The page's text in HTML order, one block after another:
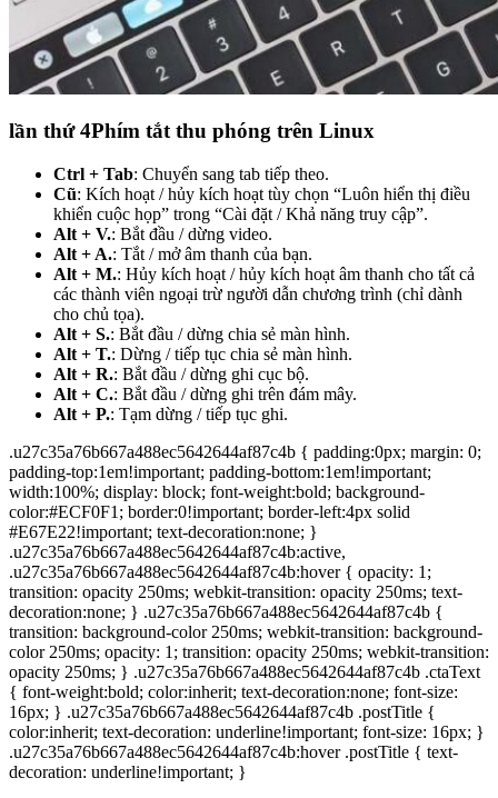
lần thứ 4Phím tắt thu phóng trên Linux
Ctrl + Tab: Chuyển sang tab tiếp theo.
Cũ: Kích hoạt / hủy kích hoạt tùy chọn “Luôn hiển thị điều
khiển cuộc họp” trong “Cài đặt / Khả năng truy cập”.
Alt + V.: Bắt đầu / dừng video.
Alt + A.: Tắt / mở âm thanh của bạn.
Alt + M.: Hủy kích hoạt / hủy kích hoạt âm thanh cho tất cả
các thành viên ngoại trừ người dẫn chương trình (chỉ dành
cho chủ tọa).
Alt + S.: Bắt đầu / dừng chia sẻ màn hình.
Alt + T.: Dừng / tiếp tục chia sẻ màn hình.
Alt + R.: Bắt đầu / dừng ghi cục bộ.
Alt + C.: Bắt đầu / dừng ghi trên đám mây.
Alt + P.: Tạm dừng / tiếp tục ghi.
.u27c35a76b667a488ec5642644af87c4b { padding:0px; margin: 0;
padding-top:1em!important; padding-bottom:1em!important;
width:100%; display: block; font-weight:bold; background-
color:#ECF0F1; border:0!important; border-left:4px solid
#E67E22!important; text-decoration:none; }
.u27c35a76b667a488ec5642644af87c4b:active,
.u27c35a76b667a488ec5642644af87c4b:hover { opacity: 1;
transition: opacity 250ms; webkit-transition: opacity 250ms; text-
decoration:none; } .u27c35a76b667a488ec5642644af87c4b {
transition: background-color 250ms; webkit-transition: background-
color 250ms; opacity: 1; transition: opacity 250ms; webkit-transition:
opacity 250ms; } .u27c35a76b667a488ec5642644af87c4b .ctaText
{ font-weight:bold; color:inherit; text-decoration:none; font-size:
16px; } .u27c35a76b667a488ec5642644af87c4b .postTitle {
color:inherit; text-decoration: underline!important; font-size: 16px; }
.u27c35a76b667a488ec5642644af87c4b:hover .postTitle { text-
decoration: underline!important; }